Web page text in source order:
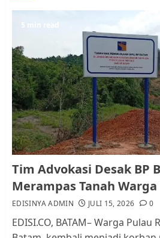
5
1
Pemko
RW bukan
dan
AGUSTUS 1,
Kader
AGUSTUS 1,
5 min read
Tim Advokasi Desak BP
Merampas Tanah
EDISINYA ADMIN JULI 15, 2026 0
EDISI.CO, BATAM– Warga Pulau